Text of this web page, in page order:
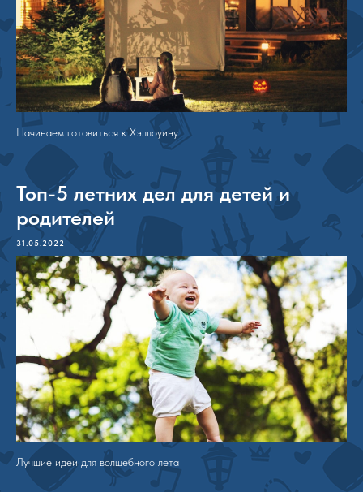
Начинаем готовиться к Хэллоуину
Топ-5 летних дел для детей и
родителей
31.05.2022
Лучшие идеи для волшебного лета